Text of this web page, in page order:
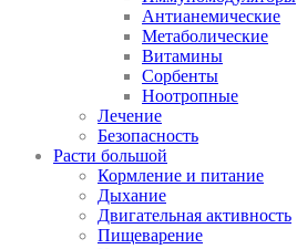
Антианемические
Метаболические
Витамины
Сорбенты
Ноотропные
Лечение
Безопасность
Расти большой
Кормление и питание
Дыхание
Двигательная активность
Пищеварение